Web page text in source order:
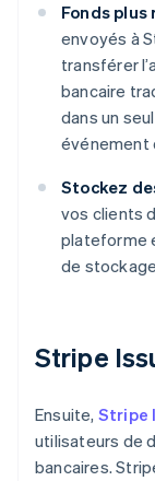
Fonds plus
envoyés à
transférer
bancaire
dans un
événement
Stockez
vos clients
plateforme
de
Stripe
Ensuite, Stripe
utilisateurs de
bancaires.
Allemagne
Deutsch
English
Autriche
DeutschEnglish